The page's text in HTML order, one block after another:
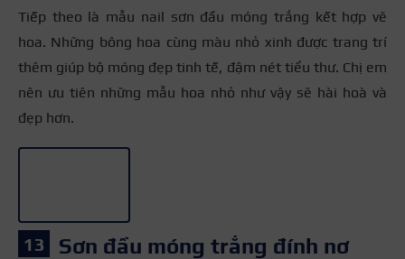
Tiếp theo là mẫu nail sơn đầu móng trắng kết hợp vẽ
hoa. Những bông hoa cùng màu nhỏ xinh được trang trí
thêm giúp bộ móng đẹp tinh tế, đậm nét tiểu thư. Chị em
nên ưu tiên những mẫu hoa nhỏ như vậy sẽ hài hoà và
đẹp hơn.
Sơn đầu móng trắng đính nơ